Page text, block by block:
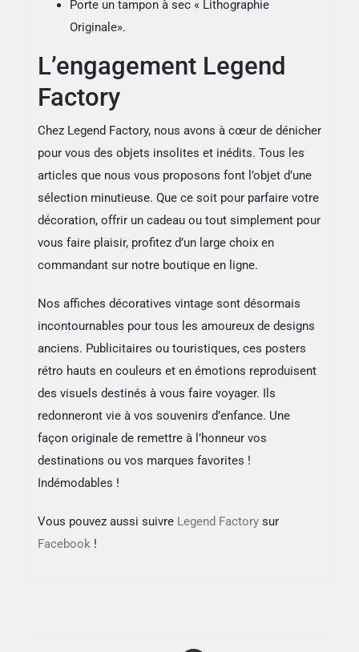
Porte un tampon à sec « Lithographie
Originale».
L’engagement Legend
Factory
Chez Legend Factory, nous avons à cœur de dénicher
pour vous des objets insolites et inédits. Tous les
articles que nous vous proposons font l’objet d’une
sélection minutieuse. Que ce soit pour parfaire votre
décoration, offrir un cadeau ou tout simplement pour
vous faire plaisir, profitez d’un large choix en
commandant sur notre boutique en ligne.
Nos affiches décoratives vintage sont désormais
incontournables pour tous les amoureux de designs
anciens. Publicitaires ou touristiques, ces posters
rétro hauts en couleurs et en émotions reproduisent
des visuels destinés à vous faire voyager. Ils
redonneront vie à vos souvenirs d’enfance. Une
façon originale de remettre à l’honneur vos
destinations ou vos marques favorites !
Indémodables !
Vous pouvez aussi suivre Legend Factorysur
Facebook!